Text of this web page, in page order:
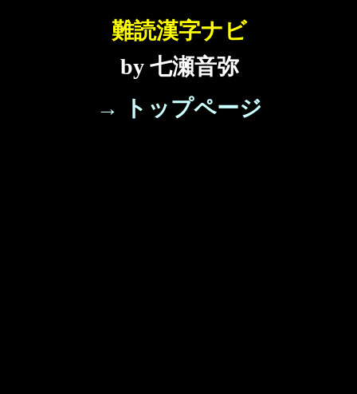
難読漢字ナビ
by 七瀬音弥
→ トップページ